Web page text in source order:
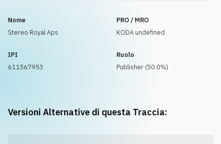
Nome
Stereo Royal Aps
PRO / MRO
KODA undefined
IPI
611567953
Ruolo
Publisher (50.0%)
Versioni Alternative di questa Traccia: